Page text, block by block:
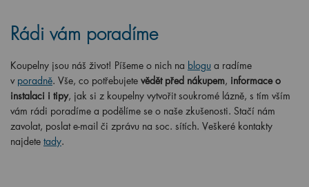
Rádi vám poradíme
Koupelny jsou náš život! Píšeme o nich na blogu a radíme
v poradně. Vše, co potřebujete vědět před nákupem, informace o
instalaci i tipy, jak si z koupelny vytvořit soukromé lázně, s tím vším
vám rádi poradíme a podělíme se o naše zkušenosti. Stačí nám
zavolat, poslat e-mail či zprávu na soc. sítích. Veškeré kontakty
najdete tady.